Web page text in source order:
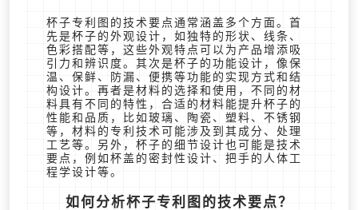
杯子专利图的技术要点通常涵盖多个方面。首
先是杯子的外观设计，如独特的形状、线条、
色彩搭配等，这些外观特点可以为产品增添吸
引力和辨识度。其次是杯子的功能设计，像保
温、保鲜、防漏、便携等功能的实现方式和结
构设计。再者是材料的选择和使用，不同的材
料具有不同的特性，合适的材料能提升杯子的
性能和品质，比如玻璃、陶瓷、塑料、不锈钢
等，材料的专利技术可能涉及到其成分、处理
工艺等。另外，杯子的细节设计也可能是技术
要点，例如杯盖的密封性设计、把手的人体工
程学设计等。
如何分析杯子专利图的技术要点？